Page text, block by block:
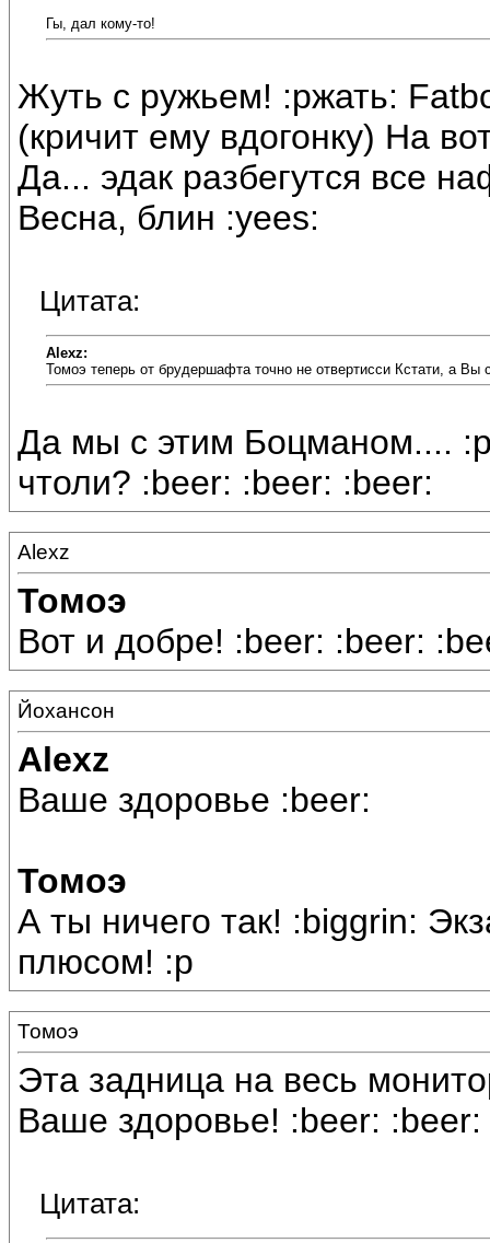
Гы, дал кому-то!
Жуть с ружьем! :ржать:
(кричит ему вдогонку) На
Да... эдак разбегутся все
Весна, блин :yees:
Цитата:
Alexz:
Томоэ теперь от брудершафта точно не отвертисси Кстати, а
Да мы с этим Боцманом....
чтоли? :beer: :beer: :beer:
Alexz
Томоэ
Вот и добре! :beer: :beer:
Йохансон
Alexz
Ваше здоровье :beer:
Томоэ
А ты ничего так! :biggrin:
плюсом! :p
Томоэ
Эта задница на весь
Ваше здоровье! :beer: :beer:
Цитата: